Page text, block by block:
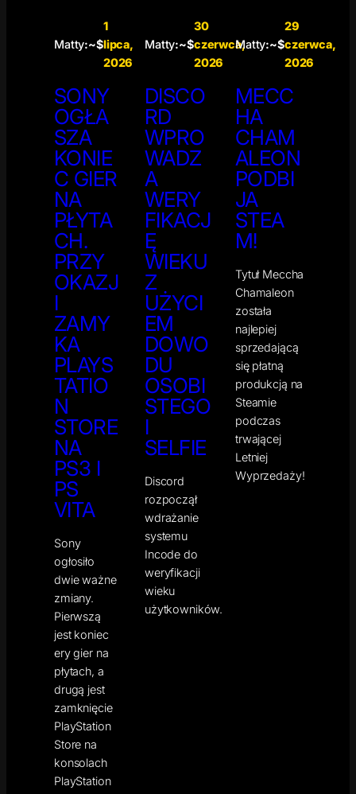
Matty:~$
1
lipca,
2026
SONY
OGŁA
SZA
KONIE
C GIER
NA
PŁYTA
CH.
PRZY
OKAZJ
I
ZAMY
KA
PLAYS
TATIO
N
STORE
NA
PS3 I
PS
VITA
Sony
ogłosiło
dwie ważne
zmiany.
Pierwszą
jest koniec
ery gier na
płytach, a
drugą jest
zamknięcie
PlayStation
Store na
konsolach
PlayStation
Matty:~$
30
czerwca,
2026
DISCO
RD
WPRO
WADZ
A
WERY
FIKACJ
Ę
WIEKU
Z
UŻYCI
EM
DOWO
DU
OSOBI
STEGO
I
SELFIE
Discord
rozpoczął
wdrażanie
systemu
Incode do
weryfikacji
wieku
użytkowników.
Matty:~$
29
czerwca,
2026
MECC
HA
CHAM
ALEON
PODBI
JA
STEA
M!
Tytuł Meccha
Chamaleon
została
najlepiej
sprzedającą
się płatną
produkcją na
Steamie
podczas
trwającej
Letniej
Wyprzedaży!